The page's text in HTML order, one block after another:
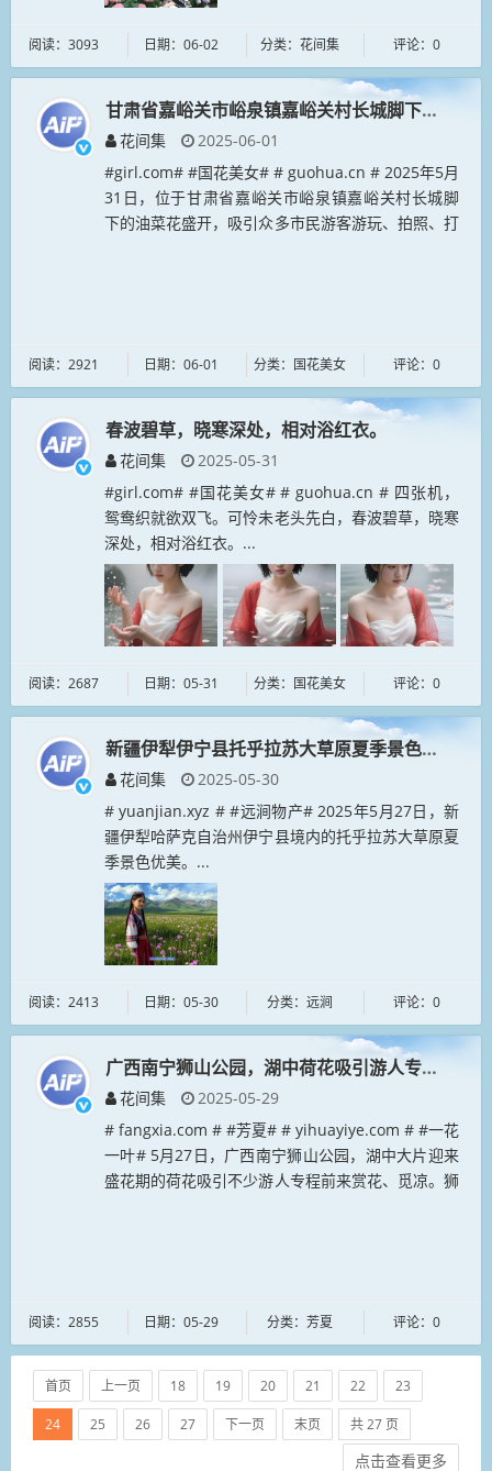
阅读：3093 日期：06-02 分类：花间集 评论：0
甘肃省嘉峪关市峪泉镇嘉峪关村长城脚下的油菜
花间集
2025-06-01
#girl.com# #国花美女# # guohua.cn # 2025年5月
31日，位于甘肃省嘉峪关市峪泉镇嘉峪关村长城脚
下的油菜花盛开，吸引众多市民游客游玩、拍照、打
阅读：2921 日期：06-01 分类：国花美女 评论：0
春波碧草，晓寒深处，相对浴红衣。
花间集
2025-05-31
#girl.com# #国花美女# # guohua.cn # 四张机，
鸳鸯织就欲双飞。可怜未老头先白，春波碧草，晓寒
深处，相对浴红衣。...
阅读：2687 日期：05-31 分类：国花美女 评论：0
新疆伊犁伊宁县托乎拉苏大草原夏季景色优美
花间集
2025-05-30
# yuanjian.xyz # #远涧物产# 2025年5月27日，新
疆伊犁哈萨克自治州伊宁县境内的托乎拉苏大草原夏
季景色优美。...
阅读：2413 日期：05-30 分类：远涧 评论：0
广西南宁狮山公园，湖中荷花吸引游人专程前来
花间集
2025-05-29
# fangxia.com # #芳夏# # yihuayiye.com # #一花
一叶# 5月27日，广西南宁狮山公园，湖中大片迎来
盛花期的荷花吸引不少游人专程前来赏花、觅凉。狮
阅读：2855 日期：05-29 分类：芳夏 评论：0
首页 上一页 18 19 20 21 22 23
24 25 26 27 下一页 末页 共 27 页
点击查看更多